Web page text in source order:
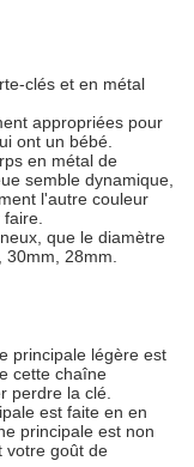
clés et en métal
appropriées pour
ont un bébé.
en métal de
semble dynamique,
l'autre couleur
que le diamètre
28mm.
principale légère est
cette chaîne
perdre la clé.
est faite en en
principale est non
votre goût de